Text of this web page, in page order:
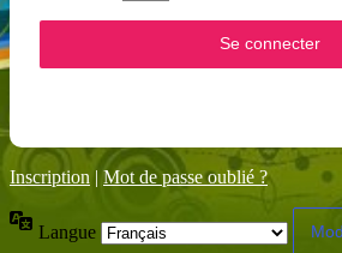
Inscription | Mot de passe oublié ?
Langue